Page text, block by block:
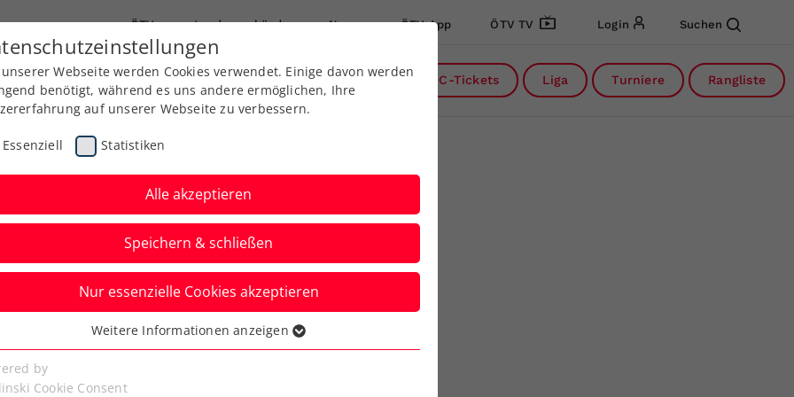
ÖTV Landesverbände News ÖTV App ÖTV TV Login Suchen
Ausbildung Services Über uns Kreise DC-Tickets Liga Turniere Rangliste
Webseite werden Cookies verwendet. Einige davon werden
benötigt, während es uns andere ermöglichen, Ihre
auf unserer Webseite zu verbessern.
Essenziell Statistiken
Alle akzeptieren
Speichern & schließen
Nur essenzielle Cookies akzeptieren
Cookies werden für grundlegende Funktionen der
benötigt. Dadurch ist gewährleistet, dass die Webseite
Weitere Informationen anzeigen
by
Cookie Consent